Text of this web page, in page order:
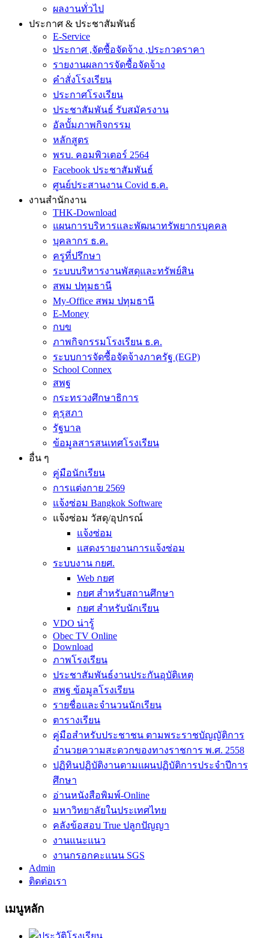
ผลงานทั่วไป
ประกาศ & ประชาสัมพันธ์
E-Service
ประกาศ ,จัดซื้อจัดจ้าง ,ประกวดราคา
รายงานผลการจัดซื้อจัดจ้าง
คำสั่งโรงเรียน
ประกาศโรงเรียน
ประชาสัมพันธ์ รับสมัครงาน
อัลบั้มภาพกิจกรรม
หลักสูตร
พรบ. คอมพิวเตอร์ 2564
Facebook ประชาสัมพันธ์
ศูนย์ประสานงาน Covid ธ.ค.
งานสำนักงาน
THK-Download
แผนการบริหารและพัฒนาทรัพยากรบุคคล
บุคลากร ธ.ค.
ครูที่ปรึกษา
ระบบบริหารงานพัสดุและทรัพย์สิน
สพม ปทุมธานี
My-Office สพม ปทุมธานี
E-Money
กบข
ภาพกิจกรรมโรงเรียน ธ.ค.
ระบบการจัดซื้อจัดจ้างภาครัฐ (EGP)
School Connex
สพฐ
กระทรวงศึกษาธิการ
คุรุสภา
รัฐบาล
ข้อมูลสารสนเทศโรงเรียน
อื่น ๆ
คู่มือนักเรียน
การแต่งกาย 2569
แจ้งซ่อม Bangkok Software
แจ้งซ่อม วัสดุ/อุปกรณ์
แจ้งซ่อม
แสดงรายงานการแจ้งซ่อม
ระบบงาน กยศ.
Web กยศ
กยศ สำหรับสถานศึกษา
กยศ สำหรับนักเรียน
VDO น่ารู้
Obec TV Online
Download
ภาพโรงเรียน
ประชาสัมพันธ์งานประกันอุบัติเหตุ
สพฐ ข้อมูลโรงเรียน
รายชื่อและจำนวนนักเรียน
ตารางเรียน
คู่มือสำหรับประชาชน ตามพระราชบัญญัติการ
อำนวยความสะดวกของทางราชการ พ.ศ. 2558
ปฏิทินปฏิบัติงานตามแผนปฏิบัติการประจำปีการ
ศึกษา
อ่านหนังสือพิมพ์-Online
มหาวิทยาลัยในประเทศไทย
คลังข้อสอบ True ปลูกปัญญา
งานแนะแนว
งานกรอกคะแนน SGS
Admin
ติดต่อเรา
เมนูหลัก